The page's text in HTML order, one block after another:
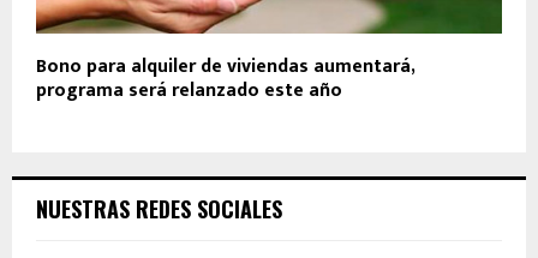
Bono para alquiler de viviendas aumentará,
programa será relanzado este año
NUESTRAS REDES SOCIALES